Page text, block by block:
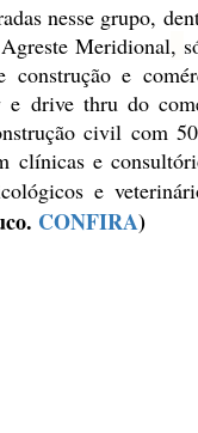
nesse grupo,
Meridional,
e
e drivethru do
civil com
clínicas e
e
CONFIRA)